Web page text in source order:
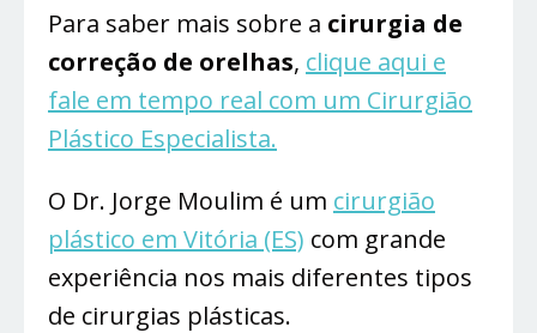
Para saber mais sobre a cirurgia de
correção de orelhas, clique aqui e
fale em tempo real com um Cirurgião
Plástico Especialista.
O Dr. Jorge Moulim é um cirurgião
plástico em Vitória (ES) com grande
experiência nos mais diferentes tipos
de cirurgias plásticas.